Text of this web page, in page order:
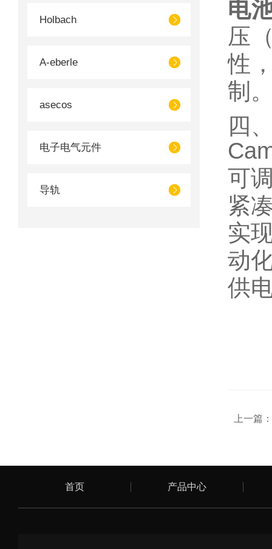
Holbach
A-eberle
asecos
电子电气元件
导轨
电
压
性
制
四
可
紧
实
动
供
上一篇：
首页 产品中心